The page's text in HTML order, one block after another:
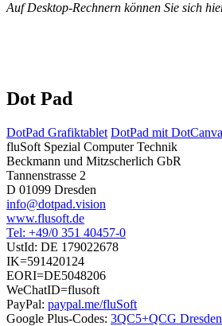
Auf Desktop-Rechnern können Sie sich
Dot Pad
DotPad Grafiktablet DotPad mit
fluSoft Spezial Computer Technik
Beckmann und Mitzscherlich GbR
Tannenstrasse 2
D 01099 Dresden
info@dotpad.vision
www.flusoft.de
Tel: +49/0 351 40457-0
UstId: DE 179022678
IK=591420124
EORI=DE5048206
WeChatID=flusoft
PayPal: paypal.me/fluSoft
Google Plus-Codes: 3QC5+QCG Dresden